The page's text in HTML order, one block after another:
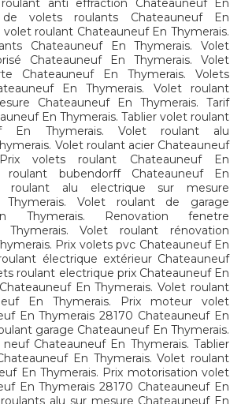
roulant anti effraction Chateauneuf En
de volets roulants Chateauneuf En
volet roulant Chateauneuf En Thymerais.
Chateauneuf En Thymerais. Volet
Chateauneuf En Thymerais. Volet
Chateauneuf En Thymerais. Volets
En Thymerais. Volet roulant
Chateauneuf En Thymerais. Tarif
En Thymerais. Tablier volet roulant
En Thymerais. Volet roulant alu
Volet roulant acier Chateauneuf
volets roulant Chateauneuf En
roulant bubendorff Chateauneuf En
roulant alu electrique sur mesure
Thymerais. Volet roulant de garage
Thymerais. Renovation fenetre
Thymerais. Volet roulant rénovation
Prix volets pvc Chateauneuf En
électrique extérieur Chateauneuf
roulant electrique prix Chateauneuf En
En Thymerais. Volet roulant
En Thymerais. Prix moteur volet
En Thymerais 28170 Chateauneuf En
garage Chateauneuf En Thymerais.
Chateauneuf En Thymerais. Tablier
En Thymerais. Volet roulant
En Thymerais. Prix motorisation volet
En Thymerais 28170 Chateauneuf En
alu sur mesure Chateauneuf En